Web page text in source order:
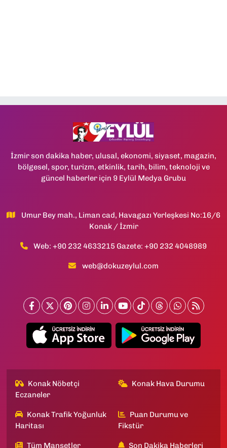
İzmir son dakika haber, ulusal, ekonomi, siyaset, magazin,
bölgesel, spor, turizm, etkinlik, tarih, bilim, teknoloji ve
güncel haberler için 9 Eylül Medya Grubu
Umur Bey mah., Liman cad, Havagazı Yerleşkesi No:16/6
Konak / İzmir
Web: +90 232 4633215 Gazete: +90 232 4048989
web@dokuzeylul.com
Konak Nöbetçi
Eczaneler
Konak Hava Durumu
Konak Trafik Yoğunluk
Haritası
Puan Durumu ve
Fikstür
Tüm Manşetler Son Dakika Haberleri